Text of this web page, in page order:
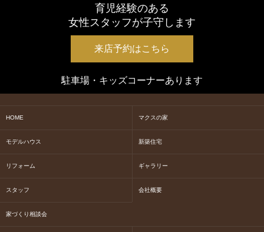
育児経験のある
女性スタッフが子守します
来店予約はこちら
駐車場・キッズコーナーあります
HOME マクスの家
モデルハウス 新築住宅
リフォーム ギャラリー
スタッフ 会社概要
家づくり相談会